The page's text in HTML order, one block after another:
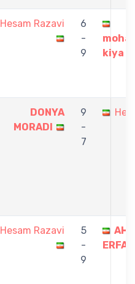
Hesam Razavi
6
-
9
kiya
DONYA
MORADI
9
-
7
Hesam Razavi
5
-
9